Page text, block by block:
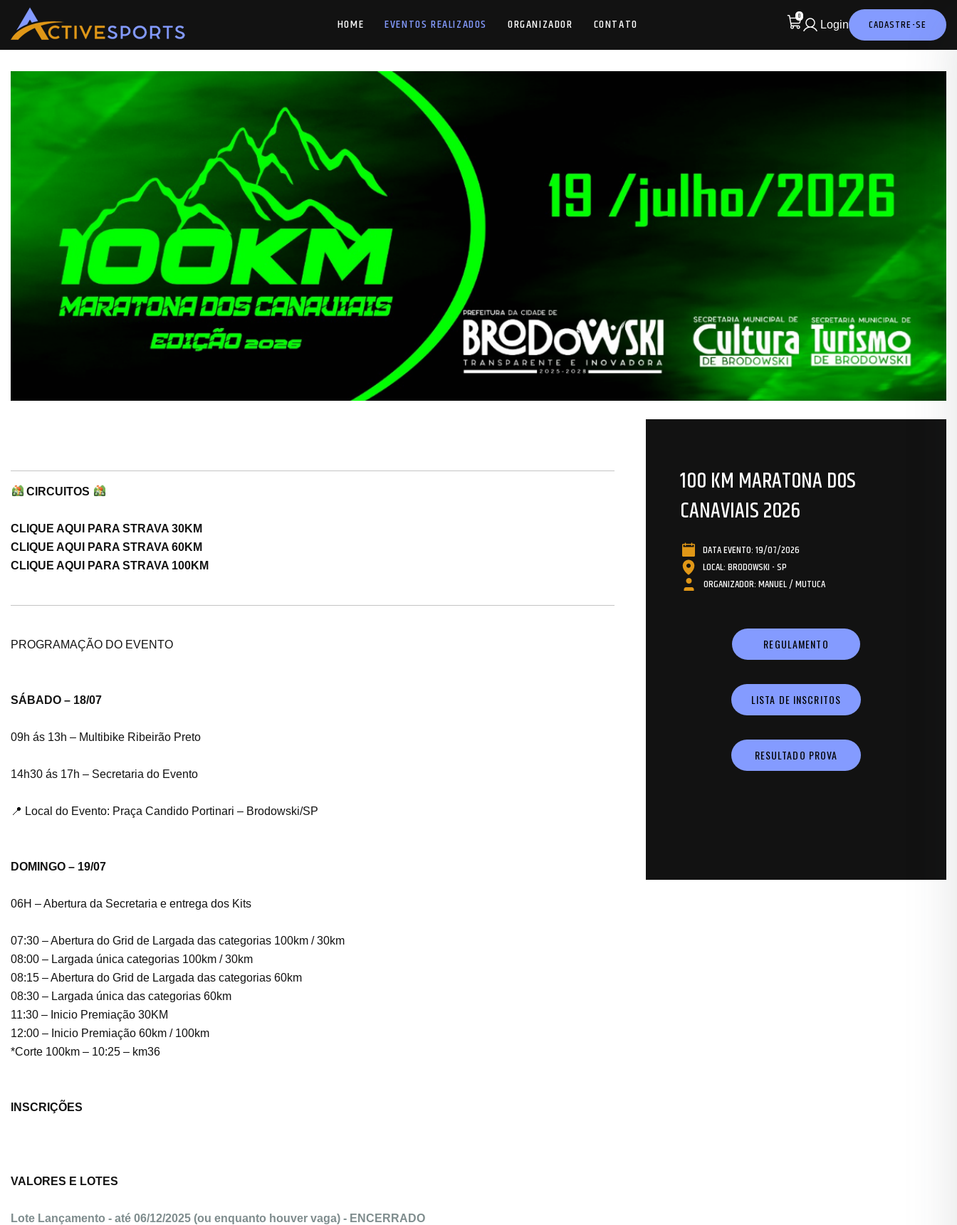
HOME EVENTOS REALIZADOS ORGANIZADOR CONTATO 0
Login CADASTRE-SE
CIRCUITOS
CLIQUE AQUI PARA STRAVA 30KM
CLIQUE AQUI PARA STRAVA 60KM
CLIQUE AQUI PARA STRAVA 100KM
PROGRAMAÇÃO DO EVENTO
SÁBADO – 18/07
09h ás 13h – Multibike Ribeirão Preto
14h30 ás 17h – Secretaria do Evento
📍 Local do Evento: Praça Candido Portinari – Brodowski/SP
DOMINGO – 19/07
06H – Abertura da Secretaria e entrega dos Kits
07:30 – Abertura do Grid de Largada das categorias 100km / 30km
08:00 – Largada única categorias 100km / 30km
08:15 – Abertura do Grid de Largada das categorias 60km
08:30 – Largada única das categorias 60km
11:30 – Inicio Premiação 30KM
12:00 – Inicio Premiação 60km / 100km
*Corte 100km – 10:25 – km36
INSCRIÇÕES
VALORES E LOTES
Lote Lançamento - até 06/12/2025 (ou enquanto houver vaga) - ENCERRADO
100 KM MARATONA DOS
CANAVIAIS 2026
DATA EVENTO: 19/07/2026
LOCAL: BRODOWSKI - SP
ORGANIZADOR: MANUEL / MUTUCA
REGULAMENTO
LISTA DE INSCRITOS
RESULTADO PROVA